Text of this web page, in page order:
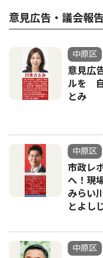
意見広告・議会報告
中原区
意見広
ルを
とみ
中原区
市政レ
へ！現
みらい
とよし
中原区